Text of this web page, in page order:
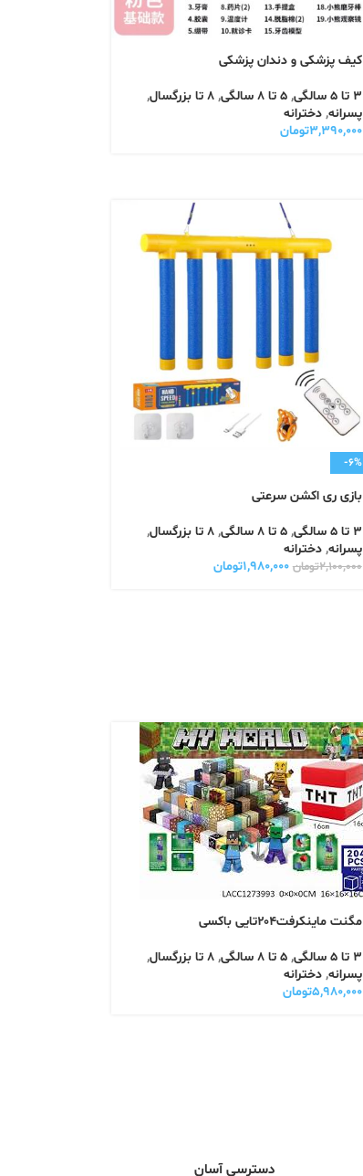
کیف پزشکی و دندان پزشکی
3 تا 5 سالگی , 5 تا 8 سالگی , 8 تا بزرگسال
,
پسرانه, دخترانه
۳,۳۹۰,۰۰۰تومان
-6%
بازی ری اکشن سرعتی
3 تا 5 سالگی , 5 تا 8 سالگی , 8 تا بزرگسال
,
پسرانه, دخترانه
۲,۱۰۰,۰۰۰تومان ۱,۹۸۰,۰۰۰تومان
مگنت ماینکرفت۲۰۴تایی باکسی
3 تا 5 سالگی , 5 تا 8 سالگی , 8 تا بزرگسال
,
پسرانه, دخترانه
۵,۹۸۰,۰۰۰تومان
دسترسی آسان